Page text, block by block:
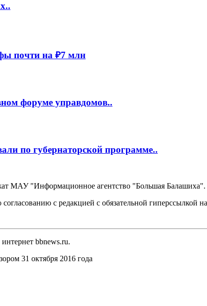
почти на ₽7 млн
форуме управдомов..
по губернаторской программе..
МАУ "Информационное агентство "Большая Балашиха".
с редакцией с обязательной гиперссылкой
bbnews.ru.
31 октября 2016 года